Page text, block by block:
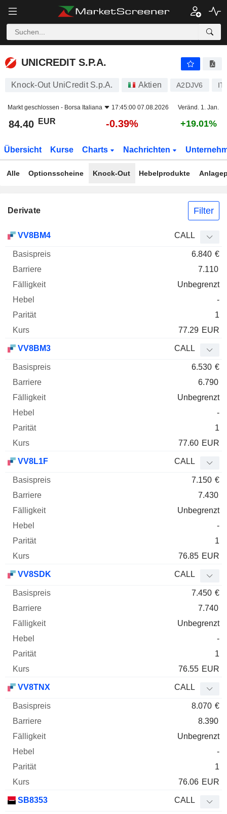
UNICREDIT S.P.A.
UNICREDIT S.P.A.
Knock-Out UniCredit S.p.A. Aktien A2DJV6
Markt geschlossen - Borsa Italiana 17:45:00 07.08.2026 Veränd. 1. Jan.
84.40 EUR -0.39% +19.01%
Übersicht Kurse Charts Nachrichten
Alle Optionsscheine Knock-Out Hebelprodukte
Derivate Filter
Basispreis
Elastizität
VV8BM4 CALL
6.840 €
7.110
Unbegrenzt
-
1
77.29 EUR
VV8BM3 CALL
6.530 €
6.790
Unbegrenzt
-
1
77.60 EUR
VV8L1F CALL
7.150 €
7.430
Unbegrenzt
-
1
76.85 EUR
VV8SDK CALL
7.450 €
7.740
Unbegrenzt
-
1
76.55 EUR
VV8TNX CALL
8.070 €
8.390
Unbegrenzt
-
1
76.06 EUR
SB8353 CALL